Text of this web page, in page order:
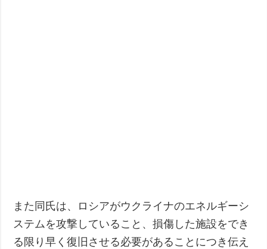
また同氏は、ロシアがウクライナのエネルギーシ
ステムを攻撃していること、損傷した施設をでき
る限り早く復旧させる必要があることにつき伝え